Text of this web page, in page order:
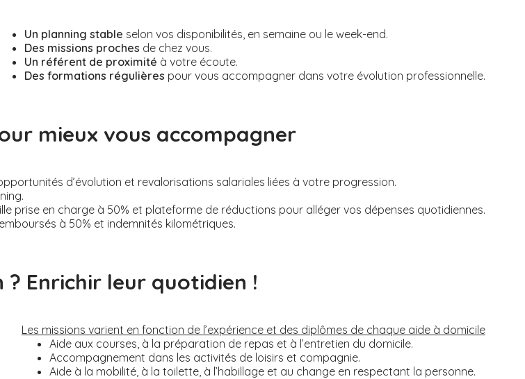
Un planning stable selon vos disponibilités, en semaine ou le week-end.
Des missions proches de chez vous.
Un référent de proximité à votre écoute.
Des formations régulières pour vous accompagner dans votre évolution professionnelle.
mieux vous accompagner
d’évolution et revalorisations salariales liées à votre progression.
prise en charge à 50% et plateforme de réductions pour alléger vos dépenses quotidiennes.
à 50% et indemnités kilométriques.
? Enrichir leur quotidien !
Les missions varient en fonction de l’expérience et des diplômes de chaque aide à domicile
Aide aux courses, à la préparation de repas et à l’entretien du domicile.
Accompagnement dans les activités de loisirs et compagnie.
Aide à la mobilité, à la toilette, à l’habillage et au change en respectant la personne.